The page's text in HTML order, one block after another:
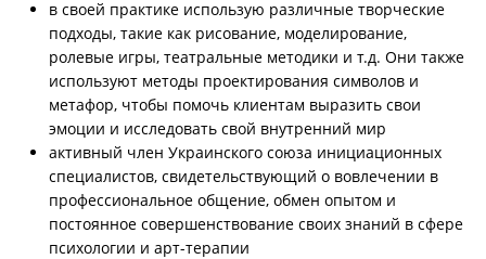
в своей практике использую различные творческие
подходы, такие как рисование, моделирование,
ролевые игры, театральные методики и т.д. Они также
используют методы проектирования символов и
метафор, чтобы помочь клиентам выразить свои
эмоции и исследовать свой внутренний мир
активный член Украинского союза инициационных
специалистов, свидетельствующий о вовлечении в
профессиональное общение, обмен опытом и
постоянное совершенствование своих знаний в сфере
психологии и арт-терапии